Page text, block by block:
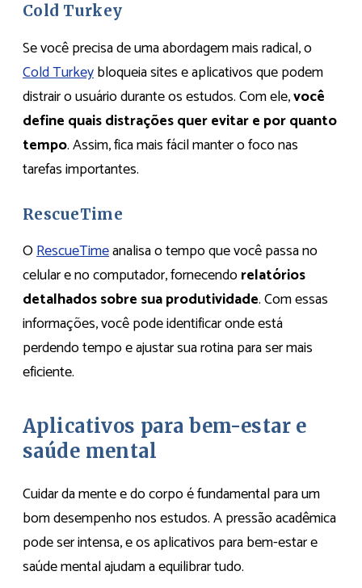
Cold Turkey
Se você precisa de uma abordagem mais radical, o
Cold Turkeybloqueia sites e aplicativos que podem
distrair o usuário durante os estudos. Com ele,você
define quais distrações quer evitar e por quanto
tempo. Assim, fica mais fácil manter o foco nas
tarefas importantes.​
RescueTime
ORescueTimeanalisa o tempo que você passa no
celular e no computador, fornecendorelatórios
detalhados sobre sua produtividade. Com essas
informações, você pode identificar onde está
perdendo tempo e ajustar sua rotina para ser mais
eficiente.
Aplicativos para bem-estar e
saúde mental
Cuidar da mente e do corpo é fundamental para um
bom desempenho nos estudos. A pressão acadêmica
pode ser intensa, e os aplicativos para bem-estar e
saúde mental ajudam a equilibrar tudo.